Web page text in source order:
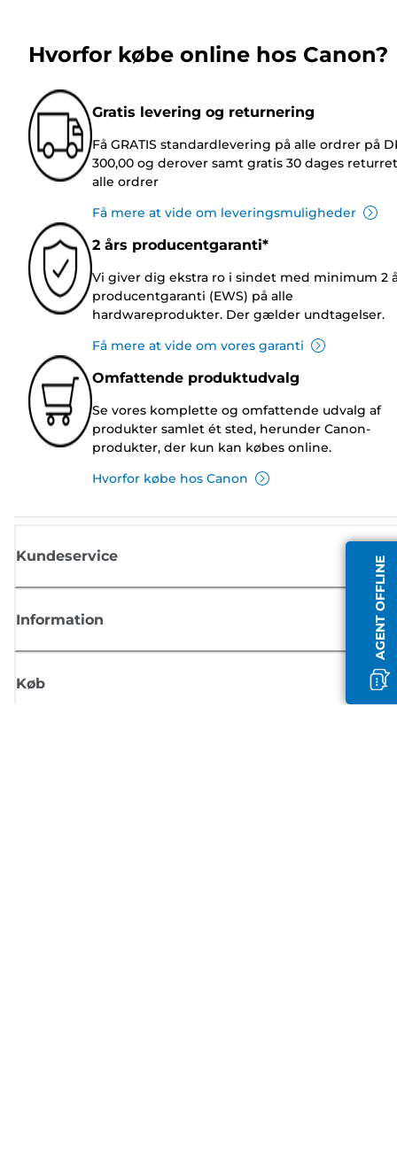
AGENT OFFLINE
Hvorfor købe online hos Canon?
Gratis levering og returnering
Få GRATIS standardlevering på alle ordrer på
300,00 og derover samt gratis 30 dages
alle ordrer
Få mere at vide om leveringsmuligheder
2 års producentgaranti*
Vi giver dig ekstra ro i sindet med minimum 2
producentgaranti (EWS) på alle
hardwareprodukter. Der gælder undtagelser.
Få mere at vide om vores garanti
Omfattende produktudvalg
Se vores komplette og omfattende udvalg af
produkter samlet ét sted, herunder Canon-
produkter, der kun kan købes online.
Hvorfor købe hos Canon
Kundeservice
Information
Køb